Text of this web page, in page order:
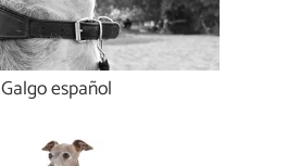
Galgo español